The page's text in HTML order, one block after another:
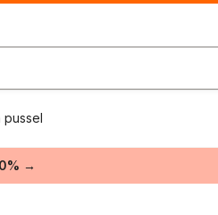
pussel
→